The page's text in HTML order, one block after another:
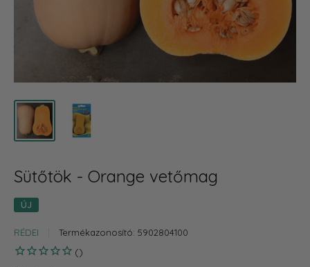
Sütőtök - Orange vetőmag
ÚJ
RÉDEI Termékazonosító: 5902804100